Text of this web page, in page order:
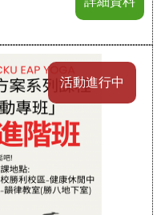
活動進行中